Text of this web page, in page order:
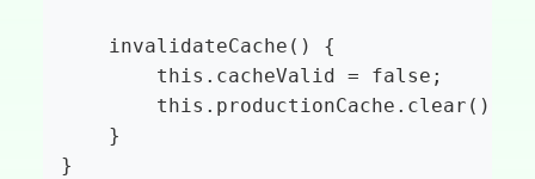
    invalidateCache() {
        this.cacheValid = false;
        this.productionCache.clear();
    }
}